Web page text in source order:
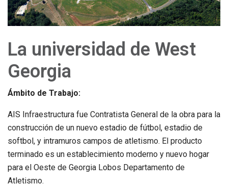
La universidad de West
Georgia
Ámbito de Trabajo:
AIS Infraestructura fue Contratista General de la obra para la
construcción de un nuevo estadio de fútbol, estadio de
softbol, y intramuros campos de atletismo. El producto
terminado es un establecimiento moderno y nuevo hogar
para el Oeste de Georgia Lobos Departamento de
Atletismo.